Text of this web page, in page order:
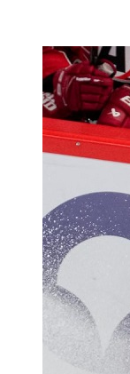
106,2
107,3
100,0
Нурлат
104,7
Олы
71,42